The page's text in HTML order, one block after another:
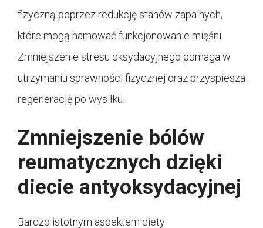
fizyczną poprzez redukcję stanów zapalnych,
które mogą hamować funkcjonowanie mięśni.
Zmniejszenie stresu oksydacyjnego pomaga w
utrzymaniu sprawności fizycznej oraz przyspiesza
regenerację po wysiłku.
Zmniejszenie bólów
reumatycznych dzięki
diecie antyoksydacyjnej
Bardzo istotnym aspektem diety